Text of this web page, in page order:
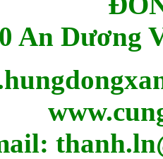
An Dương